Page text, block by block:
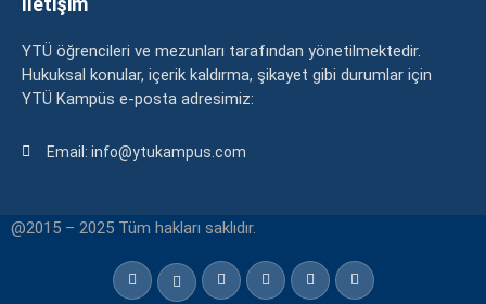
YTÜ öğrencileri ve mezunları tarafından yönetilmektedir.
Hukuksal konular, içerik kaldırma, şikayet gibi durumlar için
YTÜ Kampüs e-posta adresimiz:
Email: info@ytukampus.com
@2015 – 2025 Tüm hakları saklıdır.